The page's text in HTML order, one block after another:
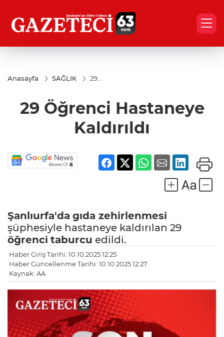
Anasayfa SAĞLIK
29
Kaldırıldı
29 Öğrenci Hastaneye
Kaldırıldı
Şanlıurfa'da gıda zehirlenmesi
şüphesiyle hastaneye kaldırılan 29
öğrenci taburcu edildi.
Haber Giriş Tarihi: 10.10.2025 12:25
Haber Güncellenme Tarihi: 10.10.2025 12:27
Kaynak: AA